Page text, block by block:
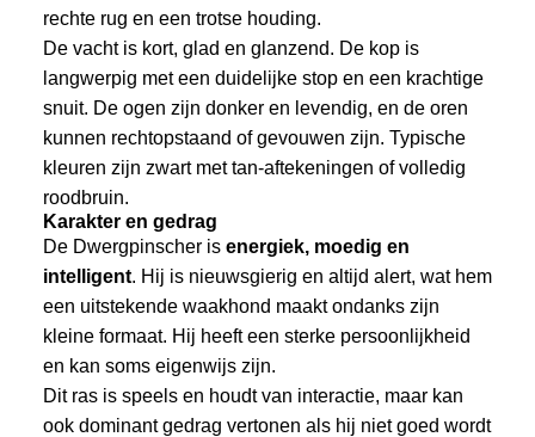
rechte rug en een trotse houding.
De vacht is kort, glad en glanzend. De kop is
langwerpig met een duidelijke stop en een krachtige
snuit. De ogen zijn donker en levendig, en de oren
kunnen rechtopstaand of gevouwen zijn. Typische
kleuren zijn zwart met tan-aftekeningen of volledig
roodbruin.
Karakter en gedrag
De Dwergpinscher is energiek, moedig en
intelligent. Hij is nieuwsgierig en altijd alert, wat hem
een uitstekende waakhond maakt ondanks zijn
kleine formaat. Hij heeft een sterke persoonlijkheid
en kan soms eigenwijs zijn.
Dit ras is speels en houdt van interactie, maar kan
ook dominant gedrag vertonen als hij niet goed wordt